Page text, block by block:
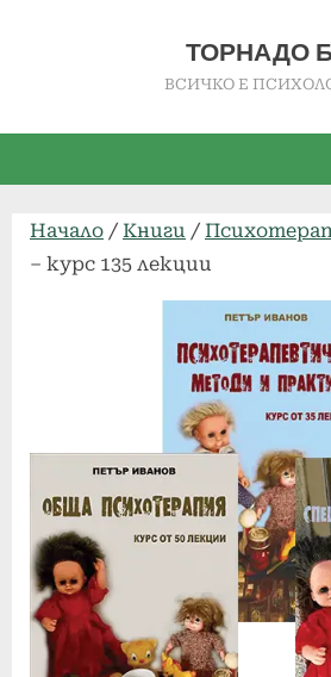
ТОРНАДО
ВСИЧКО Е
Начало / Книги /
– курс 135 лекции